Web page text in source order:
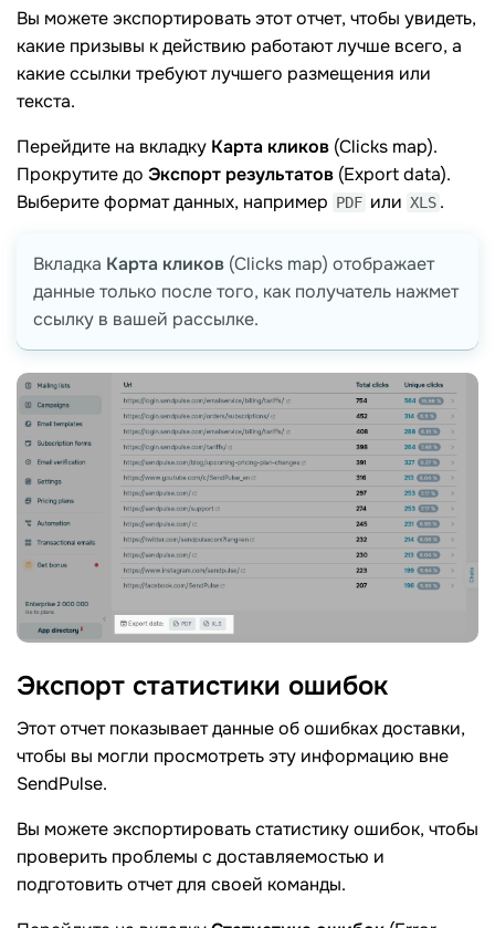
Вы можете экспортировать этот отчет, чтобы увидеть,
какие призывы к действию работают лучше всего, а
какие ссылки требуют лучшего размещения или
текста.
Перейдите на вкладку Карта кликов (Clicks map).
Прокрутите до Экспорт результатов (Export data).
Выберите формат данных, например PDF или XLS .
Вкладка Карта кликов (Clicks map) отображает
данные только после того, как получатель нажмет
ссылку в вашей рассылке.
Экспорт статистики ошибок
Этот отчет показывает данные об ошибках доставки,
чтобы вы могли просмотреть эту информацию вне
SendPulse.
Вы можете экспортировать статистику ошибок, чтобы
проверить проблемы с доставляемостью и
подготовить отчет для своей команды.